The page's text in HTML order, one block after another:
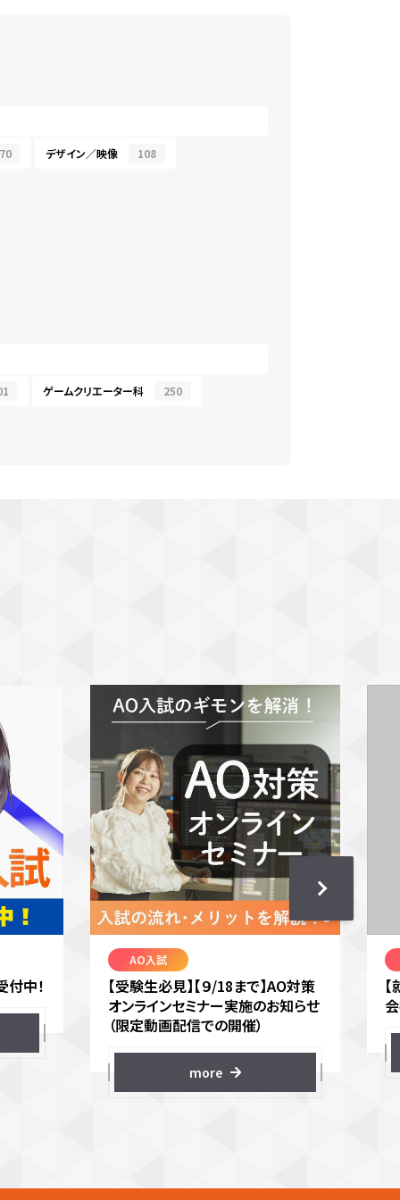
70 デザイン／映像 108
ゲームクリエーター科 250
付中！
AO入試
【受験生必見】【９/18まで】AO対策
オンラインセミナー実施のお知らせ
（限定動画配信での開催）
more